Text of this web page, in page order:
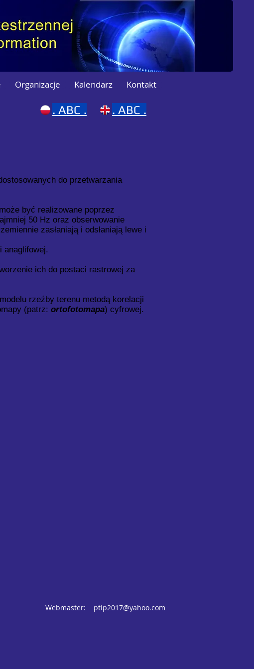
Organizacje Kalendarz Kontakt
. ABC . . ABC .
do przetwarzania
być realizowane poprzez
50 Hz oraz obserwowanie
zasłaniają i odsłaniają lewe i
anaglifowej.
ich do postaci rastrowej za
rzeźby terenu metodą korelacji
(patrz: ortofotomapa) cyfrowej.
Webmaster: ptip2017@yahoo.com